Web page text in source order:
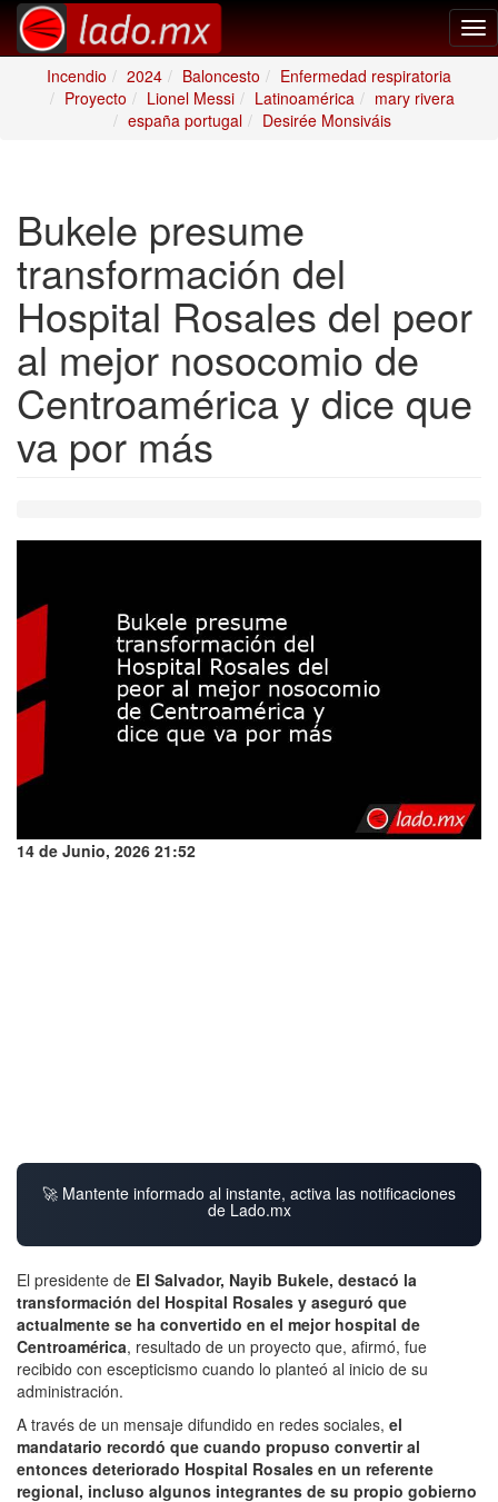
Incendio
2024 Baloncesto
Enfermedad respiratoria
Proyecto
Lionel Messi Latinoamérica
mary rivera
españa portugal
Desirée Monsiváis
Bukele presume
transformación del
Hospital Rosales del peor
al mejor nosocomio de
Centroamérica y dice que
va por más
14 de Junio, 2026 21:52
🚀 Mantente informado al instante, activa las notificaciones
de Lado.mx
El presidente de El Salvador, Nayib Bukele, destacó la
transformación del Hospital Rosales y aseguró que
actualmente se ha convertido en el mejor hospital de
Centroamérica, resultado de un proyecto que, afirmó, fue
recibido con escepticismo cuando lo planteó al inicio de su
administración.
A través de un mensaje difundido en redes sociales, el
mandatario recordó que cuando propuso convertir al
entonces deteriorado Hospital Rosales en un referente
regional, incluso algunos integrantes de su propio gobierno